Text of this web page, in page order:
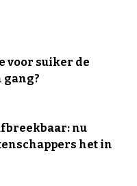
voor suiker de
nu
het in